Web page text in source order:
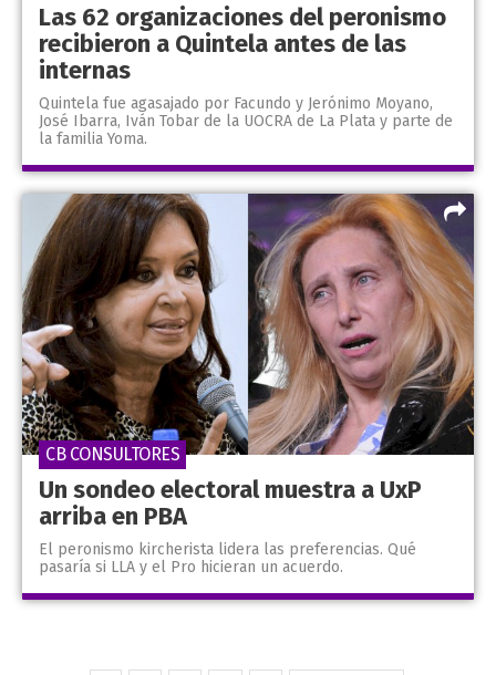
Las 62 organizaciones del peronismo
recibieron a Quintela antes de las
internas
Quintela fue agasajado por Facundo y Jerónimo Moyano,
José Ibarra, Iván Tobar de la UOCRA de La Plata y parte de
la familia Yoma.
Un sondeo electoral muestra a UxP
arriba en PBA
El peronismo kircherista lidera las preferencias. Qué
pasaría si LLA y el Pro hicieran un acuerdo.
CB CONSULTORES